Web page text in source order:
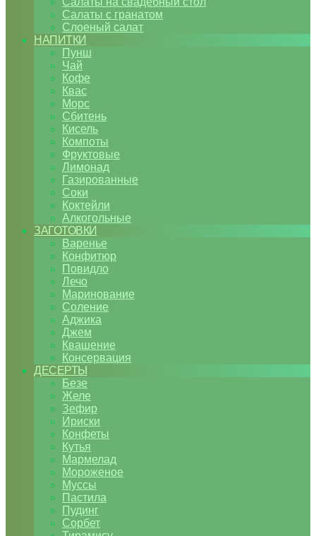
Салаты с гранатом
Слоеный салат
НАПИТКИ
Пунш
Чай
Кофе
Квас
Морс
Сбитень
Кисель
Компоты
Фруктовые
Лимонад
Газированные
Соки
Коктейли
Алкогольные
ЗАГОТОВКИ
Варенье
Конфитюр
Повидло
Лечо
Маринование
Соление
Аджика
Джем
Квашение
Консервация
ДЕСЕРТЫ
Безе
Желе
Зефир
Ириски
Конфеты
Кутья
Мармелад
Мороженое
Муссы
Пастила
Пудинг
Сорбет